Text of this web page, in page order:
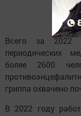
Всего за 2022
периодических
более 2600
гриппа охвачено
В 2022 году